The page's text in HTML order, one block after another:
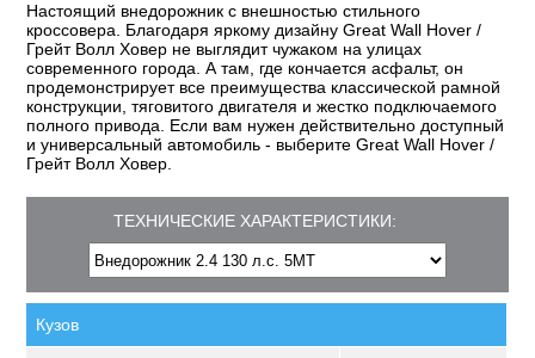
Настоящий внедорожник с внешностью стильного
кроссовера. Благодаря яркому дизайну Great Wall Hover /
Грейт Волл Ховер не выглядит чужаком на улицах
современного города. А там, где кончается асфальт, он
продемонстрирует все преимущества классической рамной
конструкции, тяговитого двигателя и жестко подключаемого
полного привода. Если вам нужен действительно доступный
и универсальный автомобиль - выберите Great Wall Hover /
Грейт Волл Ховер.
ТЕХНИЧЕСКИЕ ХАРАКТЕРИСТИКИ:
Кузов